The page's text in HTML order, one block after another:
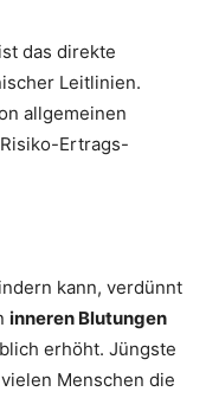
das direkte
Leitlinien.
allgemeinen
Ertrags-
kann, verdünnt
inneren Blutungen
erhöht. Jüngste
Menschen die